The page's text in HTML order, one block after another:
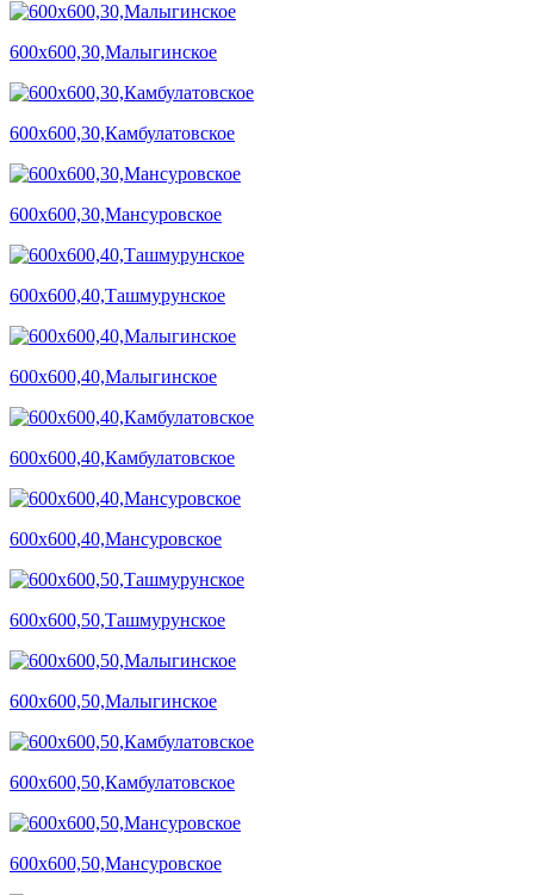
600х600,30,Малыгинское
600х600,30,Камбулатовское
600х600,30,Мансуровское
600х600,40,Ташмурунское
600х600,40,Малыгинское
600х600,40,Камбулатовское
600х600,40,Мансуровское
600х600,50,Ташмурунское
600х600,50,Малыгинское
600х600,50,Камбулатовское
600х600,50,Мансуровское